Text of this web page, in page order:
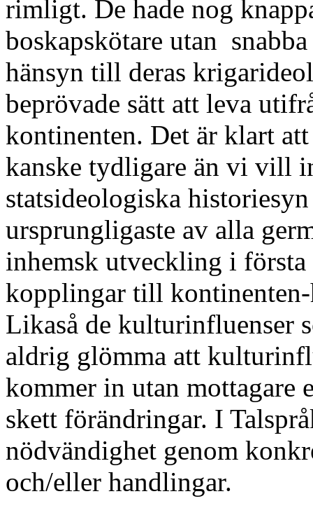
rimligt. De hade nog
boskapskötare utan
hänsyn till deras
beprövade sätt att leva
kontinenten. Det är klart
kanske tydligare än vi vill
statsideologiska
ursprungligaste av alla
inhemsk utveckling i
kopplingar till
Likaså de kulturinfluenser
aldrig glömma att
kommer in utan mottagare
skett förändringar. I
nödvändighet genom
och/eller handlingar.